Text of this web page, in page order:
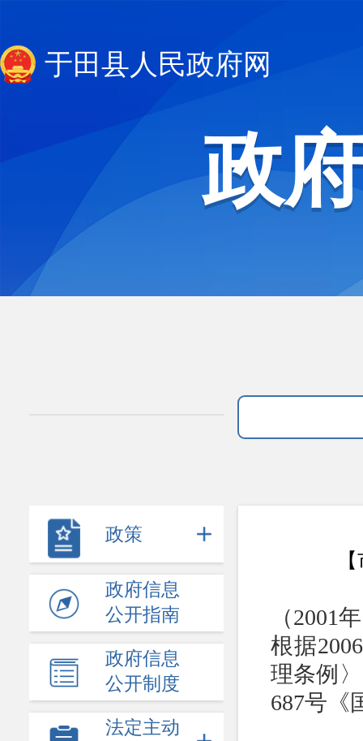
于田县人民政府网
政
政策
政府信息
公开指南
政府信息
公开制度
法定主动
（2001
根据
理条例
687号《